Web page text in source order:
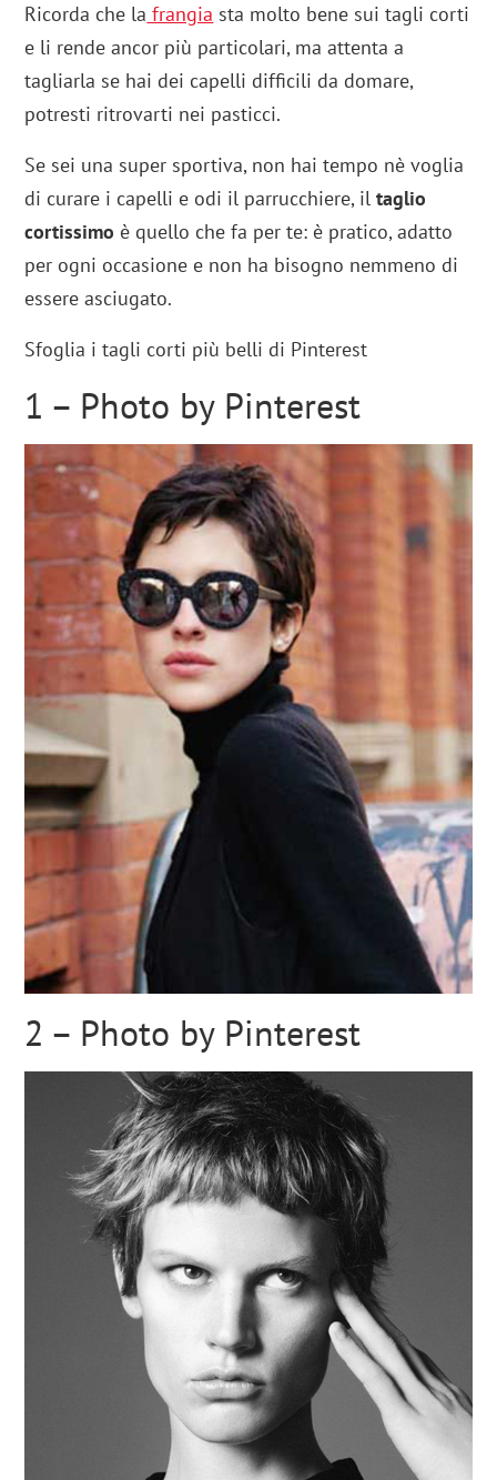
Ricorda che la frangia sta molto bene sui tagli corti
e li rende ancor più particolari, ma attenta a
tagliarla se hai dei capelli difficili da domare,
potresti ritrovarti nei pasticci.
Se sei una super sportiva, non hai tempo nè voglia
di curare i capelli e odi il parrucchiere, iltaglio
cortissimo è quello che fa per te: è pratico, adatto
per ogni occasione e non ha bisogno nemmeno di
essere asciugato.
Sfoglia i tagli corti più belli di Pinterest
1 – Photo by Pinterest
2 – Photo by Pinterest